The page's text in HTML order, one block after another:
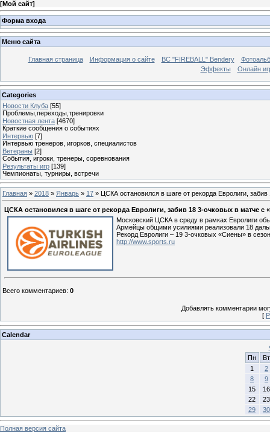
[Мой сайт]
Форма входа
Меню сайта
Главная страница Информация о сайте BC "FIREBALL" Bendery
Эффекты
Онлайн
Categories
Новости Клуба [55]
Проблемы,переходы,тренировки
Новостная лента [4670]
Краткие сообщения о событиях
Интервью [7]
Интервью тренеров, игорков, специалистов
Ветераны [2]
События, игроки, тренеры, соревнования
Результаты игр [139]
Чемпионаты, турниры, встречи
Главная » 2018 » Январь » 17 » ЦСКА остановился в шаге от рекорда Евролиги,
ЦСКА остановился в шаге от рекорда Евролиги, забив 18 3-очковых в матче с
Московский ЦСКА в среду в рамках Евролиги
Армейцы общими усилиями реализовали 18
Рекорд Евролиги – 19 3-очковых «Сиены» в
http://www.sports.ru
Всего комментариев: 0
Добавлять комментарии
[
Calendar
Пн
Вт
1
2
8
9
15
16
22
23
29
30
Полная версия сайта